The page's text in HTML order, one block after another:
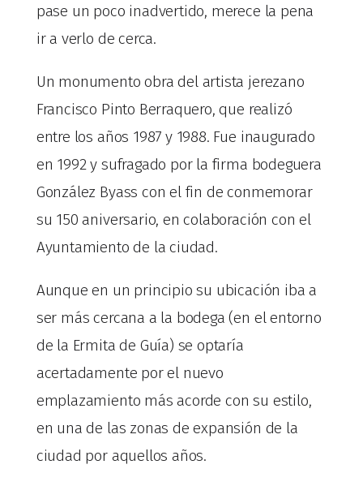
pase un poco inadvertido, merece la pena
ir a verlo de cerca.
Un monumento obra del artista jerezano
Francisco Pinto Berraquero, que realizó
entre los años 1987 y 1988. Fue inaugurado
en 1992 y sufragado por la firma bodeguera
González Byass con el fin de conmemorar
su 150 aniversario, en colaboración con el
Ayuntamiento de la ciudad.
Aunque en un principio su ubicación iba a
ser más cercana a la bodega (en el entorno
de la Ermita de Guía) se optaría
acertadamente por el nuevo
emplazamiento más acorde con su estilo,
en una de las zonas de expansión de la
ciudad por aquellos años.